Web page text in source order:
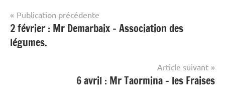
Navigation
de
l’article
Publication précédente
2 février : Mr Demarbaix – Association des
légumes.
Article suivant
6 avril : Mr Taormina – les Fraises